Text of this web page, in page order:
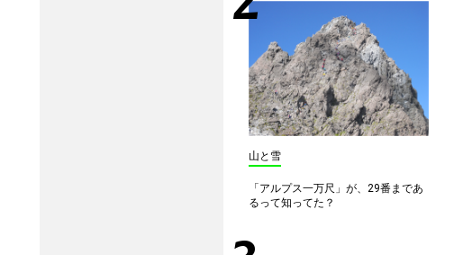
山と雪
「アルプス一万尺」が、29番まであ
るって知ってた？